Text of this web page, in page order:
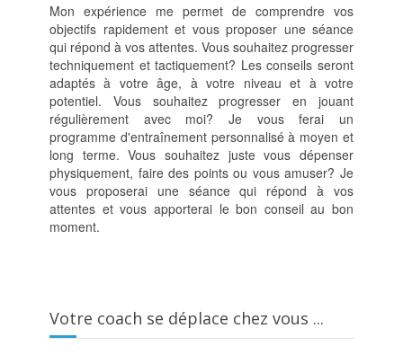
Mon expérience me permet de comprendre vos
objectifs rapidement et vous proposer une séance
qui répond à vos attentes. Vous souhaitez progresser
techniquement et tactiquement? Les conseils seront
adaptés à votre âge, à votre niveau et à votre
potentiel. Vous souhaitez progresser en jouant
régulièrement avec moi? Je vous ferai un
programme d'entraînement personnalisé à moyen et
long terme. Vous souhaitez juste vous dépenser
physiquement, faire des points ou vous amuser? Je
vous proposerai une séance qui répond à vos
attentes et vous apporterai le bon conseil au bon
moment.
Votre coach se déplace chez vous ...